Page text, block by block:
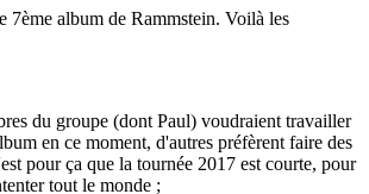
7ème album de Rammstein. Voilà les
du groupe (dont Paul) voudraient travailler
en ce moment, d'autres préfèrent faire des
pour ça que la tournée 2017 est courte, pour
tout le monde ;